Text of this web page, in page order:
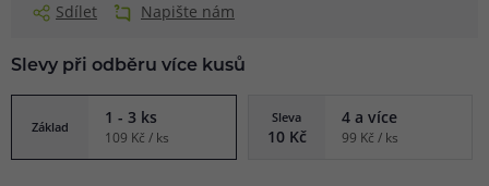
Sdílet
Napište nám
Slevy při odběru více kusů
Základ 1 - 3 ks
109 Kč / ks
Sleva
10 Kč
4 a více
99 Kč / ks